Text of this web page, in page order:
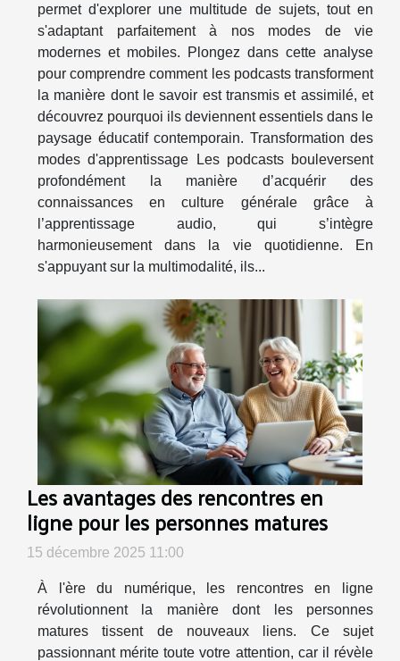
permet d'explorer une multitude de sujets, tout en
s'adaptant parfaitement à nos modes de vie
modernes et mobiles. Plongez dans cette analyse
pour comprendre comment les podcasts transforment
la manière dont le savoir est transmis et assimilé, et
découvrez pourquoi ils deviennent essentiels dans le
paysage éducatif contemporain. Transformation des
modes d'apprentissage Les podcasts bouleversent
profondément la manière d’acquérir des
connaissances en culture générale grâce à
l’apprentissage audio, qui s’intègre
harmonieusement dans la vie quotidienne. En
s'appuyant sur la multimodalité, ils...
Les avantages des rencontres en
ligne pour les personnes matures
15 décembre 2025 11:00
À l'ère du numérique, les rencontres en ligne
révolutionnent la manière dont les personnes
matures tissent de nouveaux liens. Ce sujet
passionnant mérite toute votre attention, car il révèle